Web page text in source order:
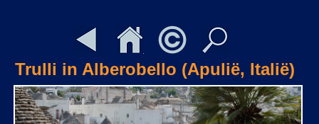
Trulli in Alberobello (Apulië, Italië)